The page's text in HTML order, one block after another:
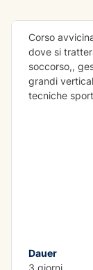
Corso
dove si
soccorso,,
grandi
tecniche
Dauer
3 giorni